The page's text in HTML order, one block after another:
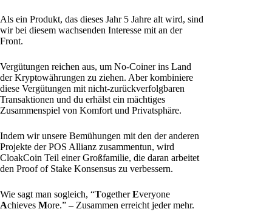
Als ein Produkt, das dieses Jahr 5 Jahre alt wird, sind
wir bei diesem wachsenden Interesse mit an der
Front.
Vergütungen reichen aus, um No-Coiner ins Land
der Kryptowährungen zu ziehen. Aber kombiniere
diese Vergütungen mit nicht-zurückverfolgbaren
Transaktionen und du erhälst ein mächtiges
Zusammenspiel von Komfort und Privatsphäre.
Indem wir unsere Bemühungen mit den der anderen
Projekte der POS Allianz zusammentun, wird
CloakCoin Teil einer Großfamilie, die daran arbeitet
den Proof of Stake Konsensus zu verbessern.
Wie sagt man sogleich, “TogetherEveryone
Achieves More.” – Zusammen erreicht jeder mehr.